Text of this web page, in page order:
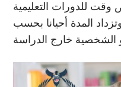
وقت للدورات التعليمية
المدة أحيانا بحسب